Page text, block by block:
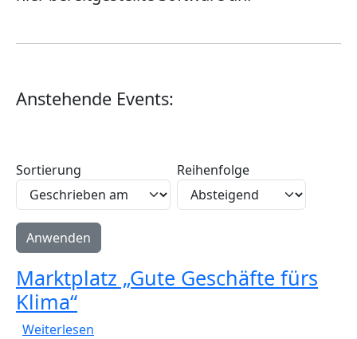
Anstehende Events:
Sortierung Reihenfolge
Marktplatz „Gute Geschäfte fürs
Klima“
Weiterlesen